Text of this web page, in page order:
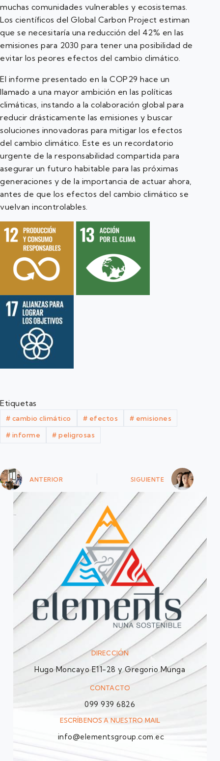
muchas comunidades vulnerables y ecosistemas.
Los científicos del Global Carbon Project estiman
que se necesitaría una reducción del 42% en las
emisiones para 2030 para tener una posibilidad de
evitar los peores efectos del cambio climático.
El informe presentado en la COP29 hace un
llamado a una mayor ambición en las políticas
climáticas, instando a la colaboración global para
reducir drásticamente las emisiones y buscar
soluciones innovadoras para mitigar los efectos
del cambio climático. Este es un recordatorio
urgente de la responsabilidad compartida para
asegurar un futuro habitable para las próximas
generaciones y de la importancia de actuar ahora,
antes de que los efectos del cambio climático se
vuelvan incontrolables.
Etiquetas
# cambio climático # efectos # emisiones
# informe # peligrosas
ANTERIOR SIGUIENTE
DIRECCIÓN
Hugo Moncayo E11-28 y Gregorio Munga
CONTACTO
099 939 6826
ESCRÍBENOS A NUESTRO MAIL
info@elementsgroup.com.ec